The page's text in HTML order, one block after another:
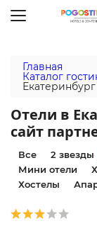
Главная
Каталог
Екатеринбург
Отели в
сайт
Все 2 звезды
Мини отели
Хостелы